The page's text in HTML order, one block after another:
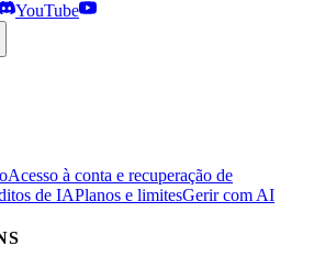
YouTube
Acesso à conta e recuperação de
de IAPlanos e limitesGerir com AI